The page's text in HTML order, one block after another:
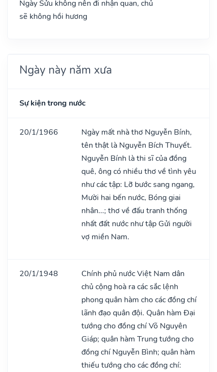
Ngày Sửu không nên đi nhận quan, chủ
sẽ không hồi hương
Ngày này năm xưa
Sự kiện trong nước
20/1/1966
Ngày mất nhà thơ Nguyễn Bính,
tên thật là Nguyễn Bích Thuyết.
Nguyễn Bính là thi sĩ của đồng
quê, ông có nhiều thơ về tình yêu
như các tập: Lỡ bước sang ngang,
Mười hai bến nước, Bóng giai
nhân...; thơ về đấu tranh thống
nhất đất nước như tập Gửi người
vợ miền Nam.
20/1/1948
Chính phủ nước Việt Nam dân
chủ cộng hoà ra các sắc lệnh
phong quân hàm cho các đồng chí
lãnh đạo quân đội. Quân hàm Đại
tướng cho đồng chí Võ Nguyên
Giáp; quân hàm Trung tướng cho
đồng chí Nguyễn Bình; quân hàm
thiếu tướng cho các đồng chí: